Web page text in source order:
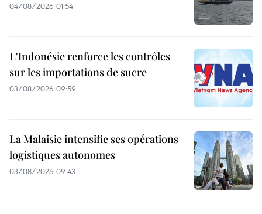
04/08/2026 01:54
L'Indonésie renforce les contrôles
sur les importations de sucre
03/08/2026 09:59
La Malaisie intensifie ses opérations
logistiques autonomes
03/08/2026 09:43